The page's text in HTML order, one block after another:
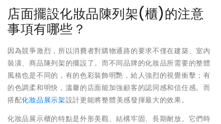
店面擺設化妝品陳列架(櫃)的注意
事項有哪些？
因為競爭激烈，所以消費者對購物通路的要求不僅在建築、室內
裝潢、商品陳列架的擺設了。而不同品牌的化妝品所需要的整體
風格也是不同的，有的色彩裝飾明艷，給人強烈的視覺衝擊；有
的色調柔和明快，溫馨的店面能加強顧客的認同感和信任感。而
搭配化妝品展示架設計更能將整體美感發揮最大的效果。
化妝品展示櫃的特點是外形美觀、結構牢固、長期耐放。它們時